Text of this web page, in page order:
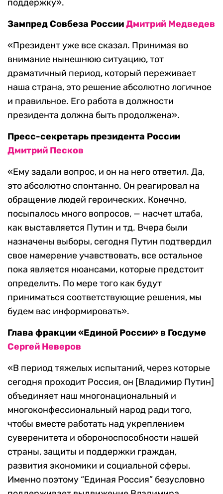
поддержку».
Зампред Совбеза РоссииДмитрий Медведев
«Президент уже все сказал. Принимая во
внимание нынешнюю ситуацию, тот
драматичный период, который переживает
наша страна, это решение абсолютно логичное
и правильное. Его работа в должности
президента должна быть продолжена».
Пресс-секретарь президента России
Дмитрий Песков
«Ему задали вопрос, и он на него ответил. Да,
это абсолютно спонтанно. Он реагировал на
обращение людей героических. Конечно,
посыпалось много вопросов, — насчет штаба,
как выставляется Путин и тд. Вчера были
назначены выборы, сегодня Путин подтвердил
свое намерение учавствовать, все остальное
пока является нюансами, которые предстоит
определить. По мере того как будут
приниматься соответствующие решения, мы
будем вас информировать».
Глава фракции «Единой России» в Госдуме
Сергей Неверов
«В период тяжелых испытаний, через которые
сегодня проходит Россия, он [Владимир Путин]
объединяет наш многонациональный и
многоконфессиональный народ ради того,
чтобы вместе работать над укреплением
суверенитета и обороноспособности нашей
страны, защиты и поддержки граждан,
развития экономики и социальной сферы.
Именно поэтому “Единая Россия” безусловно